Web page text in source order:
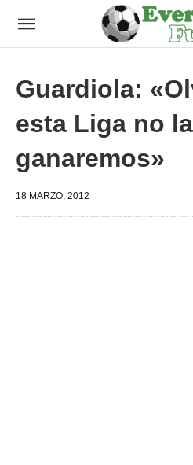
Guardiola:
esta Liga no la
ganaremos»
18 MARZO, 2012